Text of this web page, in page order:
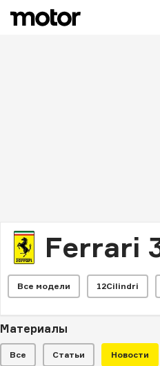
Ferrari
Все модели 12Cilindri
Материалы
Все Статьи Новости